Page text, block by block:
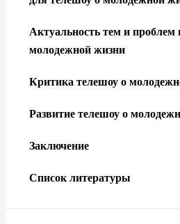
Актуальность тем и проблем
молодежной жизни
Критика телешоу о
Развитие телешоу о
Заключение
Список литературы